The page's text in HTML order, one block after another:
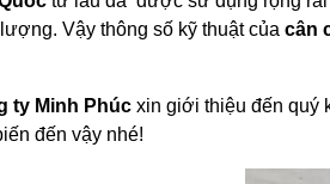
Vậy thông số kỹ thuật của cân
ty Minh Phúc xin giới thiệu đến quý
đến vậy nhé!